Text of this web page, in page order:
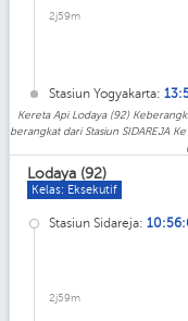
2j59m
Stasiun Yogyakarta:
Kereta Api Lodaya (92)
berangkat dari Stasiun SIDAREJA
Lodaya (92)
Kelas: Eksekutif
Stasiun Sidareja:
2j59m